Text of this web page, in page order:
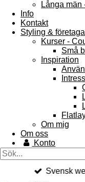
Långa män
Info
Kontakt
Styling &
Kurser -
Små
Inspiration
Om mig
Om oss
Konto
Svensk